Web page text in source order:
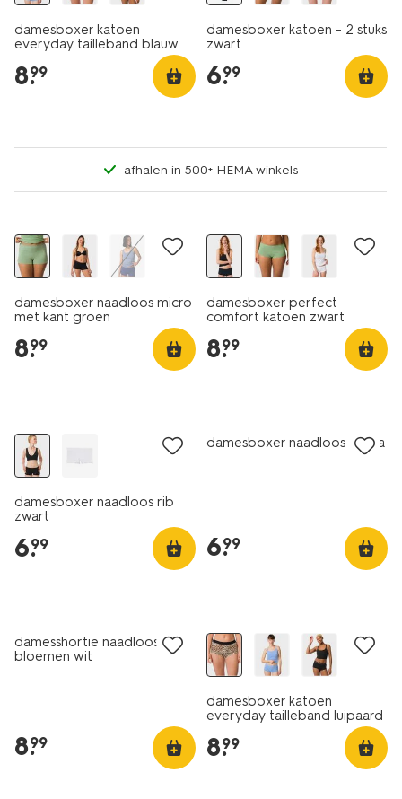
damesboxer katoen
everyday tailleband blauw
8.
99
damesboxer katoen - 2 stuks
zwart
6.
99
afhalen in 500+ HEMA winkels
damesboxer naadloos micro
met kant groen
8.
99
damesboxer perfect
comfort katoen zwart
8.
99
damesboxer naadloos rib
zwart
6.
99
damesboxer naadloos rib lila
6.
99
damesshortie naadloos rib
bloemen wit
8.
99
damesboxer katoen
everyday tailleband luipaard
8.
99